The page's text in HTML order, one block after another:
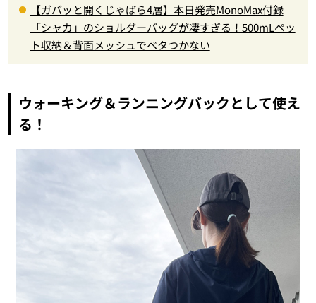
【ガバッと開くじゃばら4層】本日発売MonoMax付録
「シャカ」のショルダーバッグが凄すぎる！500mLペッ
ト収納＆背面メッシュでベタつかない
ウォーキング＆ランニングバックとして使え
る！